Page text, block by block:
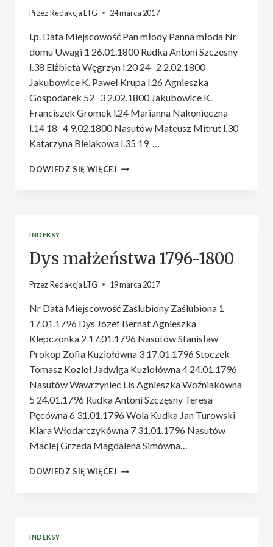
PrzezRedakcja LTG 24 marca 2017
l.p. Data Miejscowość Pan młody Panna młoda Nr
domu Uwagi 1 26.01.1800 Rudka Antoni Szczesny
l.38 Elżbieta Węgrzyn l.20 24 2 2.02.1800
Jakubowice K. Paweł Krupa l.26 Agnieszka
Gospodarek 52 3 2.02.1800 Jakubowice K.
Franciszek Gromek l.24 Marianna Nakonieczna
l.14 18 4 9.02.1800 Nasutów Mateusz Mitrut l.30
Katarzyna Bielakowa l.35 19 …
DOWIEDZ SIĘ WIĘCEJ DYS
INDEKSY
Dys małżeństwa 1796-1800
PrzezRedakcja LTG 19 marca 2017
Nr Data Miejscowość Zaślubiony Zaślubiona 1
17.01.1796 Dys Józef Bernat Agnieszka
Klepczonka 2 17.01.1796 Nasutów Stanisław
Prokop Zofia Kuziołówna 3 17.01.1796 Stoczek
Tomasz Kozioł Jadwiga Kuziołówna 4 24.01.1796
Nasutów Wawrzyniec Lis Agnieszka Woźniakówna
5 24.01.1796 Rudka Antoni Szczęsny Teresa
Pęcówna 6 31.01.1796 Wola Kudka Jan Turowski
Klara Włodarczykówna 7 31.01.1796 Nasutów
Maciej Grzeda Magdalena Simówna…
DOWIEDZ SIĘ WIĘCEJ DYS
INDEKSY